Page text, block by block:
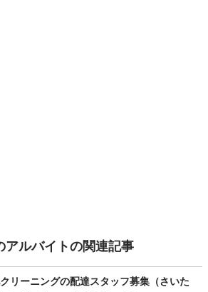
アルバイトの関連記事
クリーニングの配達スタッフ募集（さいた